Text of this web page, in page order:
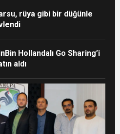
rüya gibi bir düğünle
Hollandalı Go Sharing’i
aldı